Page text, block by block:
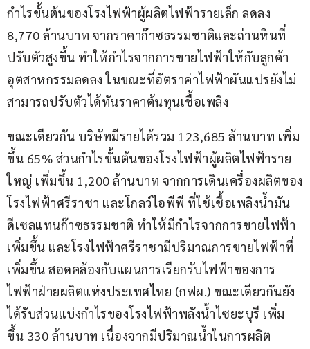
กำไรขั้นต้นของโรงไฟฟ้าผู้ผลิตไฟฟ้ารายเล็ก ลดลง
8,770 ล้านบาท จากราคาก๊าซธรรมชาติและถ่านหินที่
ปรับตัวสูงขึ้น ทำให้กำไรจากการขายไฟฟ้าให้กับลูกค้า
อุตสาหกรรมลดลง ในขณะที่อัตราค่าไฟฟ้าผันแปรยังไม่
สามารถปรับตัวได้ทันราคาต้นทุนเชื้อเพลิง
ขณะเดียวกัน บริษัทมีรายได้รวม 123,685 ล้านบาท เพิ่ม
ขึ้น 65% ส่วนกำไรขั้นต้นของโรงไฟฟ้าผู้ผลิตไฟฟ้าราย
ใหญ่ เพิ่มขึ้น 1,200 ล้านบาท จากการเดินเครื่องผลิตของ
โรงไฟฟ้าศรีราชา และโกลว์ไอพีพี ที่ใช้เชื้อเพลิงน้ำมัน
ดีเซลแทนก๊าซธรรมชาติ ทำให้มีกำไรจากการขายไฟฟ้า
เพิ่มขึ้น และโรงไฟฟ้าศรีราชามีปริมาณการขายไฟฟ้าที่
เพิ่มขึ้น สอดคล้องกับแผนการเรียกรับไฟฟ้าของการ
ไฟฟ้าฝ่ายผลิตแห่งประเทศไทย (กฟผ.) ขณะเดียวกันยัง
ได้รับส่วนแบ่งกำไรของโรงไฟฟ้าพลังน้ำไซยะบุรี เพิ่ม
ขึ้น 330 ล้านบาท เนื่องจากมีปริมาณน้ำในการผลิต